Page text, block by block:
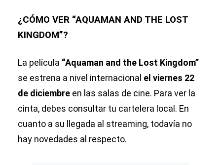
¿CÓMO VER “AQUAMAN AND THE LOST
KINGDOM”?
La película “Aquaman and the Lost Kingdom”
se estrena a nivel internacional el viernes 22
de diciembre en las salas de cine. Para ver la
cinta, debes consultar tu cartelera local. En
cuanto a su llegada al streaming, todavía no
hay novedades al respecto.